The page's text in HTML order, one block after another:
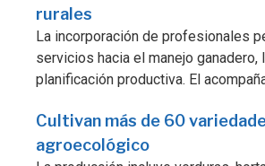
rurales
La incorporación de profesionales
servicios hacia el manejo ganadero,
planificación productiva. El
Cultivan más de 60
agroecológico